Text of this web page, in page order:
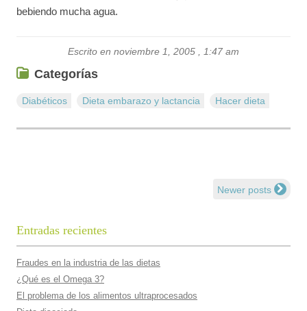
bebiendo mucha agua.
Escrito en noviembre 1, 2005 , 1:47 am
Categorías
Diabéticos Dieta embarazo y lactancia Hacer dieta
Newer posts
Entradas recientes
Fraudes en la industria de las dietas
¿Qué es el Omega 3?
El problema de los alimentos ultraprocesados